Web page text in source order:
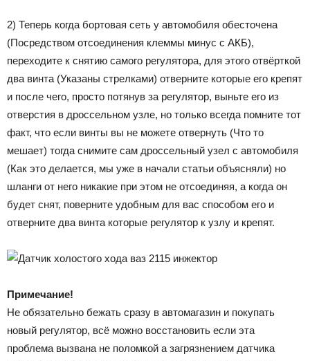
2) Теперь когда бортовая сеть у автомобиля обесточена
(Посредством отсоединения клеммы минус с АКБ),
переходите к снятию самого регулятора, для этого отвёрткой
два винта (Указаны стрелками) отверните которые его крепят
и после чего, просто потянув за регулятор, выньте его из
отверстия в дроссельном узле, но только всегда помните тот
факт, что если винты вы не можете отвернуть (Что то
мешает) тогда снимите сам дроссельный узел с автомобиля
(Как это делается, мы уже в начали статьи объясняли) но
шланги от него никакие при этом не отсоединяя, а когда он
будет снят, поверните удобным для вас способом его и
отверните два винта которые регулятор к узлу и крепят.
Примечание!
Не обязательно бежать сразу в автомагазин и покупать
новый регулятор, всё можно восстановить если эта
проблема вызвана не поломкой а загрязнением датчика